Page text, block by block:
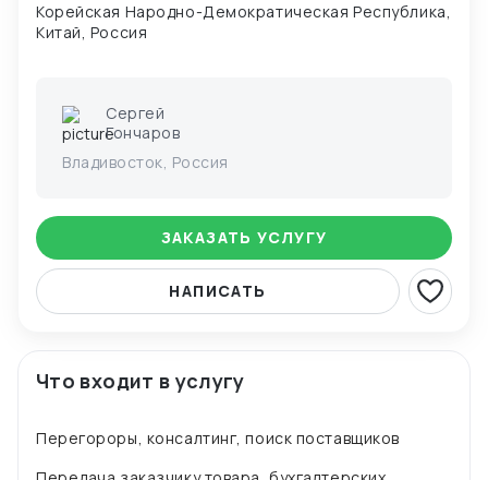
Корейская Народно-Демократическая Республика,
Китай, Россия
Сергей
Гончаров
Владивосток, Россия
ЗАКАЗАТЬ УСЛУГУ
НАПИСАТЬ
Что входит в услугу
Перегороры, консалтинг, поиск поставщиков